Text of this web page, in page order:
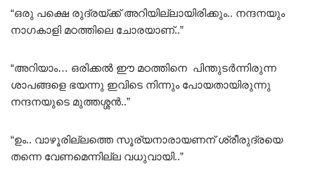
“ഒരു പക്ഷെ രുദ്രയ്ക്ക് അറിയില്ലായിരിക്കും.. നന്ദനയും
നാഗകാളി മഠത്തിലെ ചോരയാണ്..”
“അറിയാം… ഒരിക്കൽ ഈ മഠത്തിനെ പിന്തുടർന്നിരുന്ന
ശാപങ്ങളെ ഭയന്നു ഇവിടെ നിന്നും പോയതായിരുന്നു
നന്ദനയുടെ മുത്തശ്ശൻ..”
“ഉം.. വാഴൂരില്ലത്തെ സൂര്യനാരായണന് ശ്രീരുദ്രയെ
തന്നെ വേണമെന്നില്ല വധുവായി..”